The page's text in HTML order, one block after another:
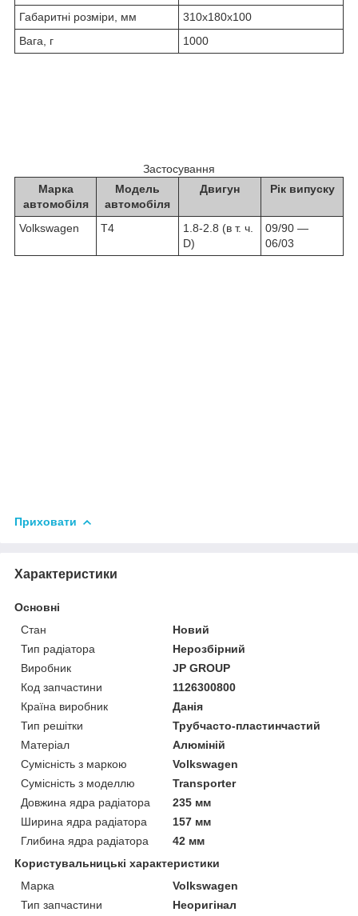
Габаритні розміри, мм
310х180х100
Вага, г
1000
Застосування
Марка
автомобіля
Модель
автомобіля
Двигун Рік випуску
Volkswagen T4 1.8-2.8 (в т. ч.
D)
09/90 ―
06/03
Приховати
Характеристики
Основні
Стан
Новий
Тип радіатора
Нерозбірний
Виробник
JP GROUP
Код запчастини
1126300800
Країна виробник
Данія
Тип решітки
Трубчасто-пластинчастий
Матеріал
Алюміній
Сумісність з маркою
Volkswagen
Сумісність з моделлю
Transporter
Довжина ядра радіатора
235 мм
Ширина ядра радіатора
157 мм
Глибина ядра радіатора
42 мм
Користувальницькі характеристики
Марка
Volkswagen
Тип запчастини
Неоригінал